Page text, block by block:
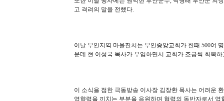
고 격려의 말을 전했다.
이날 부안지역 마을잔치는 부안중앙교회가 한때 500여
운데 현 이성국 목사가 부임하면서 교회가 조금씩 회복
이 소식을 접한 극동방송 이사장 김장환 목사는 어려운
영향력을 끼치는 부분을 응원하며 협력의 동반자로서 역